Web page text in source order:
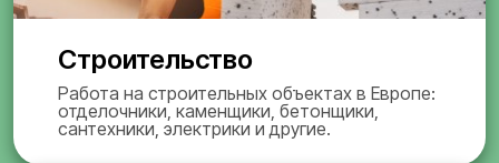
Строительство
Работа на строительных объектах в Европе:
отделочники, каменщики, бетонщики,
сантехники, электрики и другие.